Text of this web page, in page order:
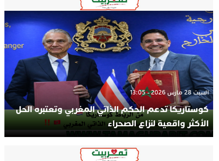
السبت 28 مارس 2026 - 13:05
كوستاريكا تدعم الحكم الذاتي المغربي وتعتبره الحل
الأكثر واقعية لنزاع الصحراء